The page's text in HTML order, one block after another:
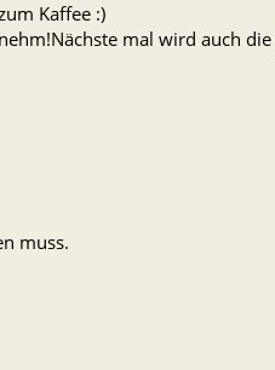
Kaffee :)
mal wird auch die
muss.